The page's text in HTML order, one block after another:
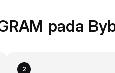
pada
2